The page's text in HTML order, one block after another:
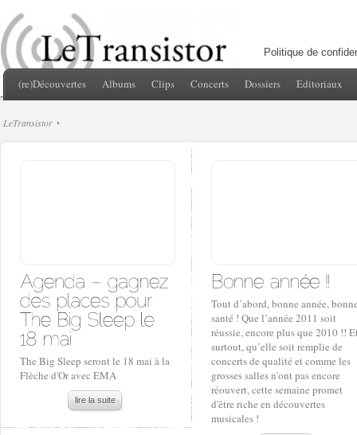
Politique de
(re)Découvertes Albums Clips Concerts Dossiers Editoriaux
LeTransistor
The Big Sleep seront le 18 mai à la
Flèche d'Or avec EMA
lire la suite
Tout d’abord, bonne année,
santé ! Que l’année 2011 soit
réussie, encore plus que 2010 !!
surtout, qu’elle soit remplie de
concerts de qualité et comme les
grosses salles n'ont pas encore
réouvert, cette semaine promet
d'être riche en découvertes
musicales !